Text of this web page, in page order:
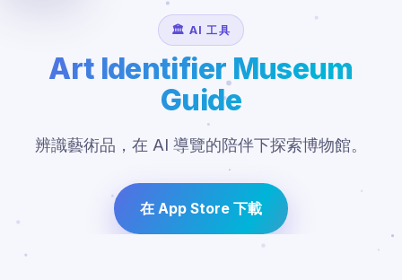
🏛️ AI 工具
Art Identifier Museum
Guide
辨識藝術品，在 AI 導覽的陪伴下探索博物館。
在 App Store 下載